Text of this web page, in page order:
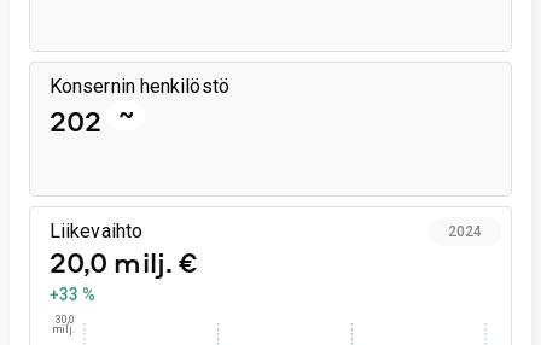
Konsernin henkilöstö
202 ~
Liikevaihto
20,0 milj. €
+33 %
2024
30,0
milj.